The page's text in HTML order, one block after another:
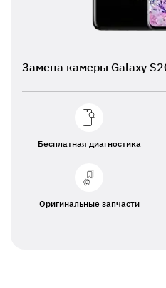
Замена камеры Galaxy
Бесплатная диагностика
Оригинальные запчасти